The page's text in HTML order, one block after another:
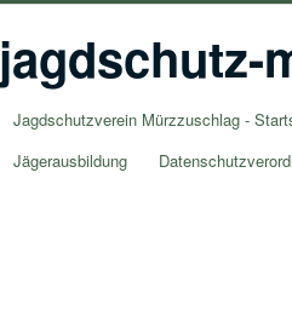
jagdschutz-
Jagdschutzverein Mürzzuschlag -
Jägerausbildung